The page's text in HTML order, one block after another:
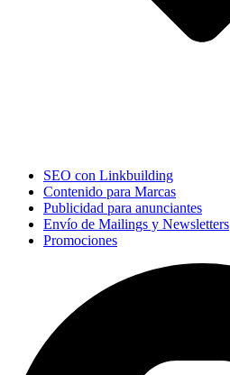
SEO con Linkbuilding
Contenido para Marcas
Publicidad para anunciantes
Envío de Mailings y Newsletters
Promociones